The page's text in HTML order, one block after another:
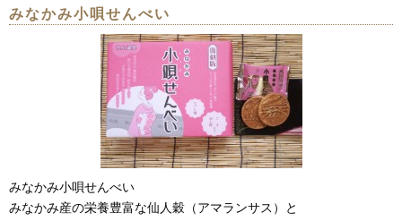
みなかみ小唄せんべい
みなかみ小唄せんべい
みなかみ産の栄養豊富な仙人穀（アマランサス）と